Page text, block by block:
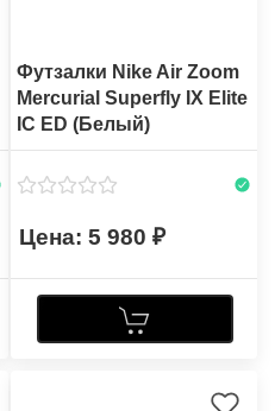
Футзалки Nike Air Zoom
Mercurial Superfly IX Elite
IC ED (Белый)
5 980